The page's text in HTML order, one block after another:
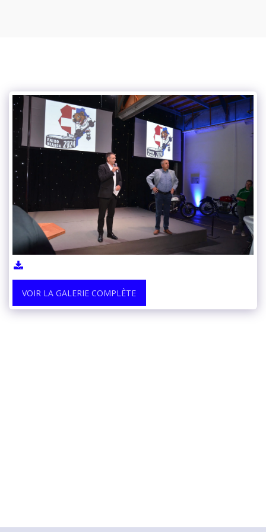
VOIR LA GALERIE COMPLÈTE